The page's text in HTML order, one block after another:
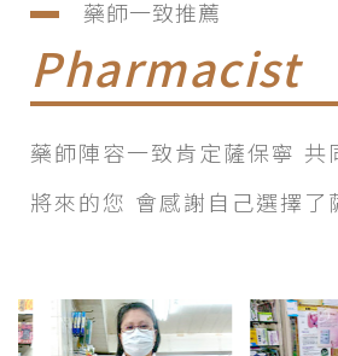
藥師一致推薦
Pharmacist
藥師陣容一致肯定薩保寧 共
將來的您 會感謝自己選擇了